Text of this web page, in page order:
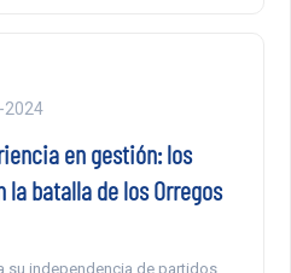
2024
en gestión: los
batalla de los Orregos
su independencia de partidos